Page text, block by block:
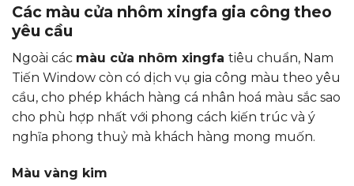
Các màu cửa nhôm xingfa gia công theo
yêu cầu
Ngoài các màu cửa nhôm xingfa tiêu chuẩn, Nam
Tiến Window còn có dịch vụ gia công màu theo yêu
cầu, cho phép khách hàng cá nhân hoá màu sắc sao
cho phù hợp nhất với phong cách kiến trúc và ý
nghĩa phong thuỷ mà khách hàng mong muốn.
Màu vàng kim